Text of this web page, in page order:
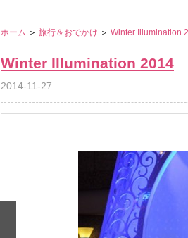
ホーム ＞ 旅行＆おでかけ ＞ Winter Illumination
Winter Illumination 2014
2014-11-27